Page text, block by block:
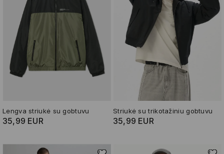
Lengva striukė su gobtuvu
35,99 EUR
Striukė su trikotažiniu gobtuvu
35,99 EUR